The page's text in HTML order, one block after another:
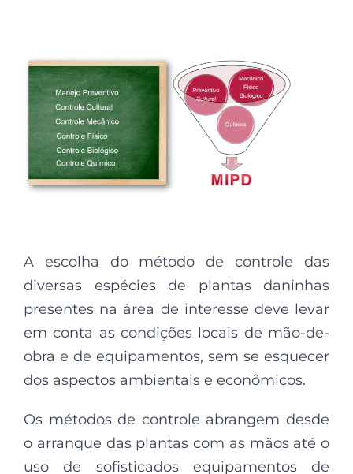
A escolha do método de controle das
diversas espécies de plantas daninhas
presentes na área de interesse deve levar
em conta as condições locais de mão-de-
obra e de equipamentos, sem se esquecer
dos aspectos ambientais e econômicos.
Os métodos de controle abrangem desde
o arranque das plantas com as mãos até o
uso de sofisticados equipamentos de